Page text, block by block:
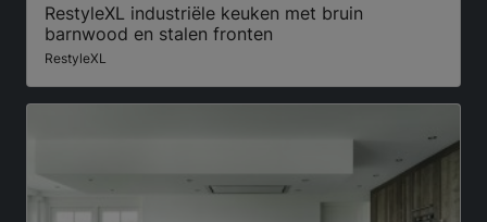
RestyleXL industriële keuken met bruin
barnwood en stalen fronten
RestyleXL